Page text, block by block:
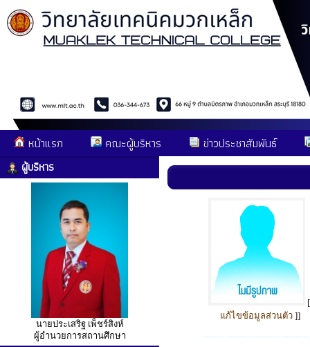
หน้าแรก คณะผู้บริหาร ข่าวประชาสัมพันธ์
ผู้บริหาร
นายประเสริฐ เพ็ชร์สิงห์
ผู้อำนวยการสถานศึกษา
แก้ไขข้อมูลส่วนตัว ]]